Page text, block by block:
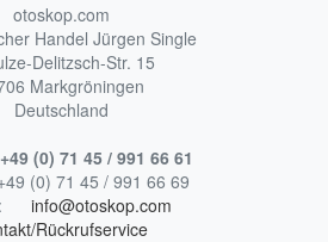
otoskop.com
Handel Jürgen Single
Delitzsch-Str. 15
Markgröningen
Deutschland
+49 (0) 71 45 / 991 66 61
(0) 71 45 / 991 66 69
info@otoskop.com
Rückrufservice